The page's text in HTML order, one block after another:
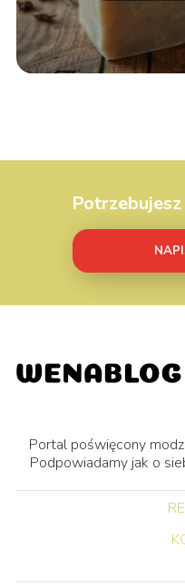
Portal poświęcony
Podpowiadamy jak o